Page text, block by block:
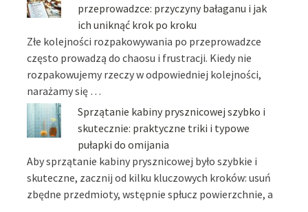
przeprowadzce: przyczyny bałaganu i jak
ich uniknąć krok po kroku
Złe kolejności rozpakowywania po przeprowadzce
często prowadzą do chaosu i frustracji. Kiedy nie
rozpakowujemy rzeczy w odpowiedniej kolejności,
narażamy się …
Sprzątanie kabiny prysznicowej szybko i
skutecznie: praktyczne triki i typowe
pułapki do omijania
Aby sprzątanie kabiny prysznicowej było szybkie i
skuteczne, zacznij od kilku kluczowych kroków: usuń
zbędne przedmioty, wstępnie spłucz powierzchnie, a